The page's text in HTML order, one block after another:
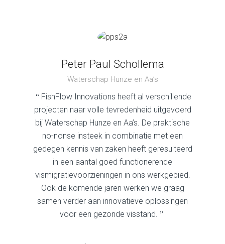
Peter Paul Schollema
Waterschap Hunze en Aa’s
“ FishFlow Innovations heeft al verschillende
projecten naar volle tevredenheid uitgevoerd
bij Waterschap Hunze en Aa’s. De praktische
no-nonse insteek in combinatie met een
gedegen kennis van zaken heeft geresulteerd
in een aantal goed functionerende
vismigratievoorzieningen in ons werkgebied.
Ook de komende jaren werken we graag
samen verder aan innovatieve oplossingen
voor een gezonde visstand. ”